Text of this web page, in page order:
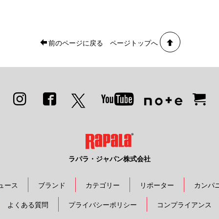
前のページに戻る ページトップへ
ラパラ・ジャパン株式会社
ース ブランド カテゴリー リポーター カンパ
よくある質問
プライバシーポリシー コンプライアンス